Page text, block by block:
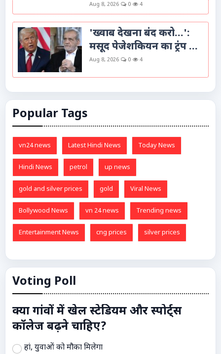
Aug 8, 2026 0 4
'ख्वाब देखना बंद करो...':
मसूद पेजेशकियन का ट्रंप ...
Aug 8, 2026 0 4
Popular Tags
vn24 news Latest Hindi News Today News
Hindi News petrol up news
gold and silver prices gold Viral News
Bollywood News vn 24 news Trending news
Entertainment News cng prices silver prices
Voting Poll
क्या गांवों में खेल स्टेडियम और स्पोर्ट्स
कॉलेज बढ़ने चाहिए?
हां, युवाओं को मौका मिलेगा